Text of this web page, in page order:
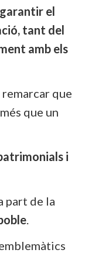
el
tant del
amb els
que
que un
i
part de la
.